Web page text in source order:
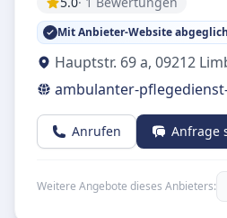
Mit Anbieter-Website
Hauptstr. 69 a, 09212
ambulanter-
Anrufen Anfrage
Weitere Angebote dieses Anbieters: